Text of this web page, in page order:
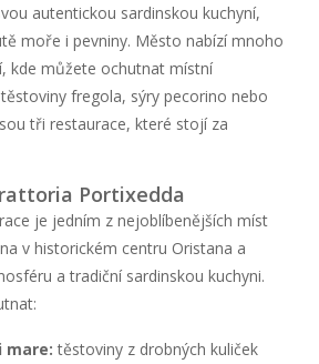
autentickou sardinskou kuchyní,
moře i pevniny. Město nabízí mnoho
kde můžete ochutnat místní
fregola, sýry pecorino nebo
tři restaurace, které stojí za
Portixedda
je jedním z nejoblíbenějších míst
v historickém centru Oristana a
a tradiční sardinskou kuchyni.
mare: těstoviny z drobných kuliček